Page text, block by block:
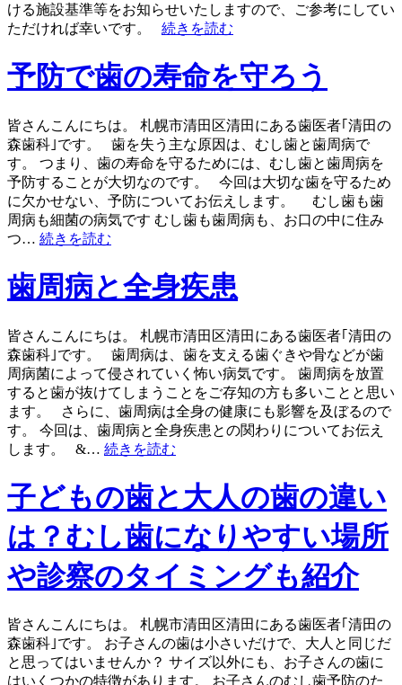
ける施設基準等をお知らせいたしますので、ご参考にしてい
ただければ幸いです。 続きを読む
予防で歯の寿命を守ろう
皆さんこんにちは。 札幌市清田区清田にある歯医者｢清田の
森歯科｣です。 歯を失う主な原因は、むし歯と歯周病で
す。 つまり、歯の寿命を守るためには、むし歯と歯周病を
予防することが大切なのです。 今回は大切な歯を守るため
に欠かせない、予防についてお伝えします。 むし歯も歯
周病も細菌の病気です むし歯も歯周病も、お口の中に住み
つ… 続きを読む
歯周病と全身疾患
皆さんこんにちは。 札幌市清田区清田にある歯医者｢清田の
森歯科｣です。 歯周病は、歯を支える歯ぐきや骨などが歯
周病菌によって侵されていく怖い病気です。 歯周病を放置
すると歯が抜けてしまうことをご存知の方も多いことと思い
ます。 さらに、歯周病は全身の健康にも影響を及ぼるので
す。 今回は、歯周病と全身疾患との関わりについてお伝え
します。 &… 続きを読む
子どもの歯と大人の歯の違い
は？むし歯になりやすい場所
や診察のタイミングも紹介
皆さんこんにちは。 札幌市清田区清田にある歯医者｢清田の
森歯科｣です。 お子さんの歯は小さいだけで、大人と同じだ
と思ってはいませんか？ サイズ以外にも、お子さんの歯に
はいくつかの特徴があります。 お子さんのむし歯予防のた